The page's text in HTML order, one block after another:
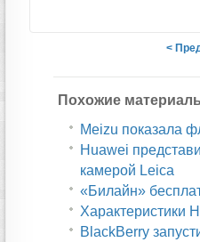
<
Похожие
Meizu показала
Huawei
камерой Leica
«Билайн»
Характеристики
BlackBerry